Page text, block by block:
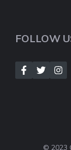
FOLLOW
© 2023